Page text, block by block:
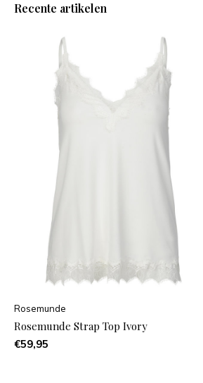
Recente artikelen
Rosemunde
Rosemunde Strap Top Ivory
€59,95